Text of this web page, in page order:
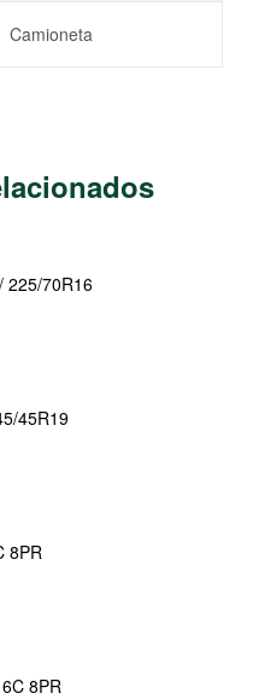
Camioneta
225/70R16
45R19
8PR
8PR